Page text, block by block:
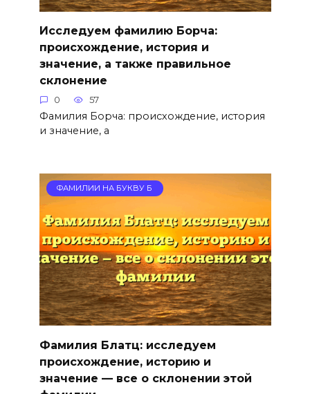
Исследуем фамилию Борча:
происхождение, история и
значение, а также правильное
склонение
0 57
Фамилия Борча: происхождение, история
и значение, а
ФАМИЛИИ НА БУКВУ Б
Фамилия Блатц: исследуем
происхождение, историю и
значение — все о склонении этой